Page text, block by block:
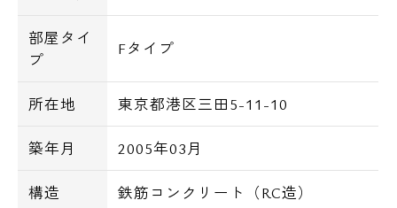
部屋タイ
プ
Fタイプ
所在地 東京都港区三田5-11-10
築年月 2005年03月
構造 鉄筋コンクリート（RC造）